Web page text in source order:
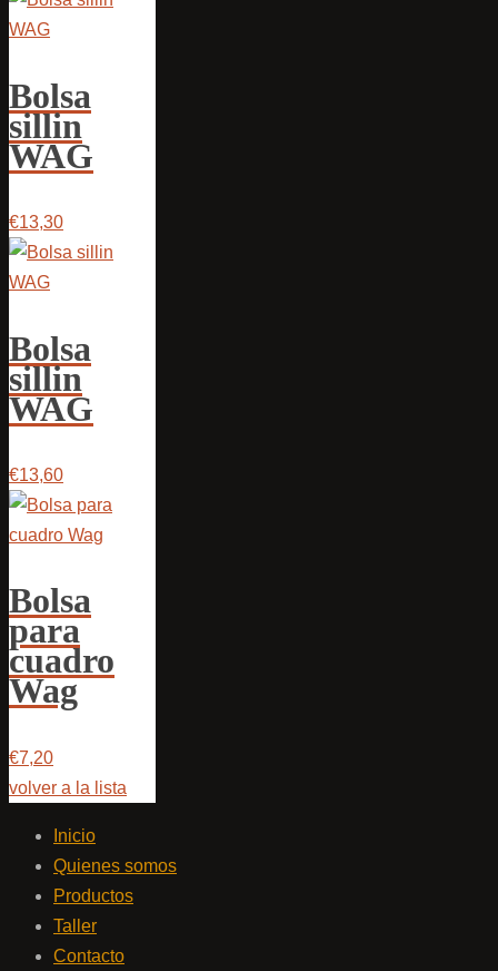
Bolsa
sillin
WAG
€13,30
Bolsa
sillin
WAG
€13,60
Bolsa
para
cuadro
Wag
€7,20
volver a la lista
Inicio
Quienes somos
Productos
Taller
Contacto